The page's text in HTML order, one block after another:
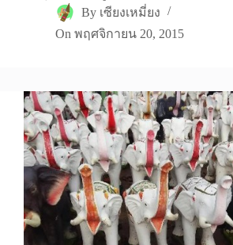
By เซียงเหมี่ยง
On พฤศจิกายน 20, 2015